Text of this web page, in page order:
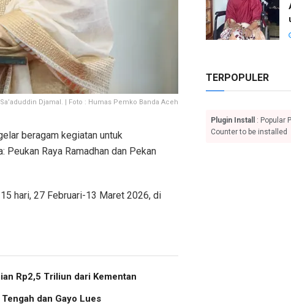
Djamal. | Foto : Humas Pemko Banda Aceh
beragam kegiatan untuk
Peukan Raya Ramadhan dan Pekan
hari, 27 Februari-13 Maret 2026, di
Rp2,5 Triliun dari Kementan
dan Gayo Lues
TERPOPULER
Plugin Install
: Popular
Counter to be installed